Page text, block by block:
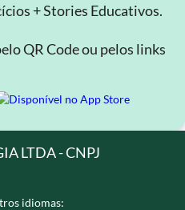
+ Stories Educativos.
QR Code ou pelos links
LTDA - CNPJ
idiomas: